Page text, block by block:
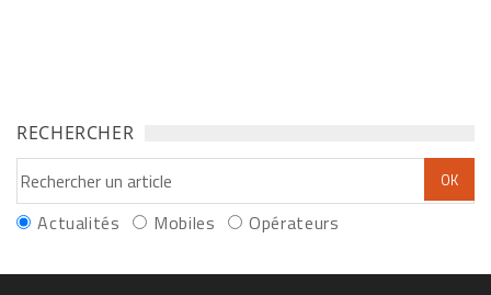
RECHERCHER
Actualités Mobiles Opérateurs